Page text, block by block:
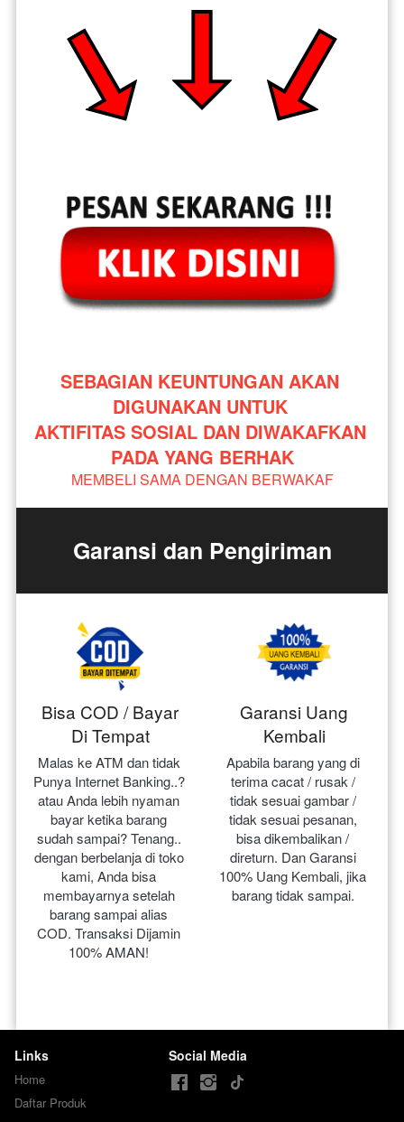
SEBAGIAN KEUNTUNGAN AKAN
DIGUNAKAN UNTUK
AKTIFITAS SOSIAL DAN DIWAKAFKAN
PADA YANG BERHAK
MEMBELI SAMA DENGAN BERWAKAF
Garansi dan Pengiriman
Bisa COD / Bayar
Di Tempat
Malas ke ATM dan tidak
Punya Internet Banking..?
atau Anda lebih nyaman
bayar ketika barang
sudah sampai? Tenang..
dengan berbelanja di toko
kami, Anda bisa
membayarnya setelah
barang sampai alias
COD. Transaksi Dijamin
100% AMAN!
Garansi Uang
Kembali
Apabila barang yang di
terima cacat / rusak /
tidak sesuai gambar /
tidak sesuai pesanan,
bisa dikembalikan /
direturn. Dan Garansi
100% Uang Kembali, jika
barang tidak sampai.
Links
Home
Daftar Produk
Social Media